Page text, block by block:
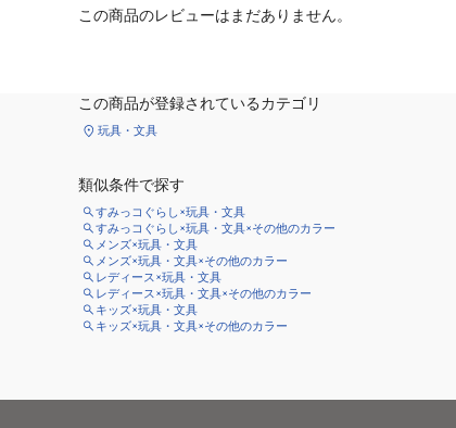
この商品のレビューはまだありません。
この商品が登録されているカテゴリ
玩具・文具
類似条件で探す
すみっコぐらし×玩具・文具
すみっコぐらし×玩具・文具×その他のカラー
メンズ×玩具・文具
メンズ×玩具・文具×その他のカラー
レディース×玩具・文具
レディース×玩具・文具×その他のカラー
キッズ×玩具・文具
キッズ×玩具・文具×その他のカラー